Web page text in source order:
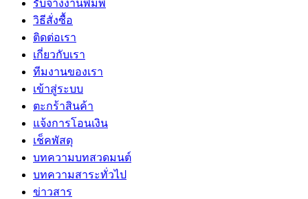
รับจ้างงานพิมพ์
วิธีสั่งซื้อ
ติดต่อเรา
เกี่ยวกับเรา
ทีมงานของเรา
เข้าสู่ระบบ
ตะกร้าสินค้า
แจ้งการโอนเงิน
เช็คพัสดุ
บทความบทสวดมนต์
บทความสาระทั่วไป
ข่าวสาร